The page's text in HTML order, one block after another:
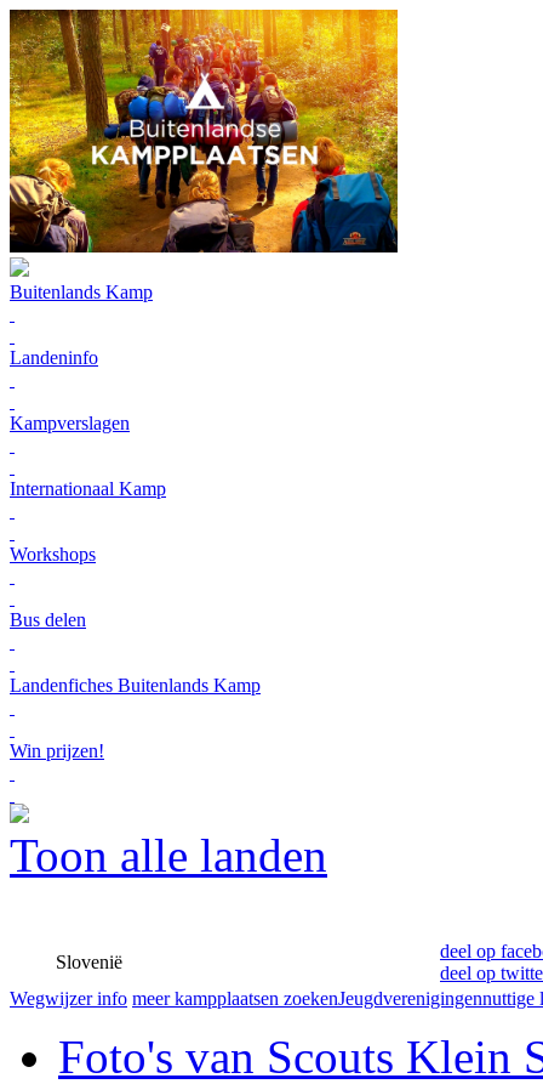
Buitenlands Kamp
Landeninfo
Kampverslagen
Internationaal Kamp
Workshops
Bus delen
Landenfiches Buitenlands Kamp
Win prijzen!
Toon alle landen
Slovenië
deel op
deel op
Wegwijzer info meer kampplaatsen zoekenJeugdverenigingennuttige
Foto's van Scouts Klein